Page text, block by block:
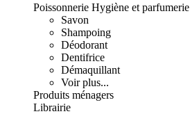
Poissonnerie Hygiène et parfumerie
Savon
Shampoing
Déodorant
Dentifrice
Démaquillant
Voir plus...
Produits ménagers
Librairie